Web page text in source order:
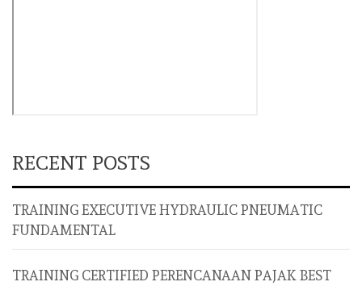
RECENT POSTS
TRAINING EXECUTIVE HYDRAULIC PNEUMATIC
FUNDAMENTAL
TRAINING CERTIFIED PERENCANAAN PAJAK BEST